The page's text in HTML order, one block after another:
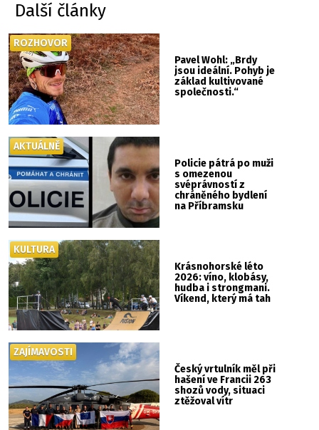
Další články
Pavel Wohl: „Brdy
jsou ideální. Pohyb je
základ kultivované
společnosti.“
ROZHOVOR
Policie pátrá po muži
s omezenou
svéprávností z
chráněného bydlení
na Příbramsku
AKTUÁLNĚ
Krásnohorské léto
2026: víno, klobásy,
hudba i strongmani.
Víkend, který má tah
KULTURA
Český vrtulník měl při
hašení ve Francii 263
shozů vody, situaci
ztěžoval vítr
ZAJÍMAVOSTI